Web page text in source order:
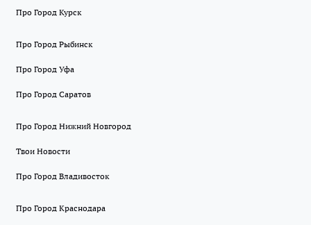
Про Город Курск
Про Город Рыбинск
Про Город Уфа
Про Город Саратов
Про Город Нижний Новгород
Твои Новости
Про Город Владивосток
Про Город Краснодара